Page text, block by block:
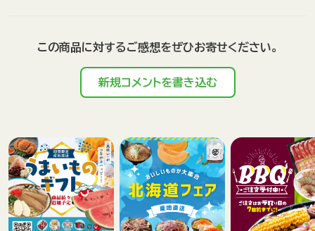
この商品に対するご感想をぜひお寄せください。
新規コメントを書き込む